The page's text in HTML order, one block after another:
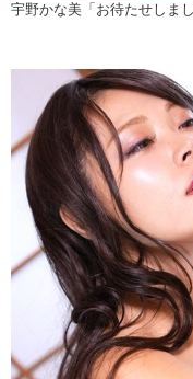
宇野かな美「お待たせしま